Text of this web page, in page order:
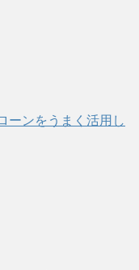
ーンをうまく活用し